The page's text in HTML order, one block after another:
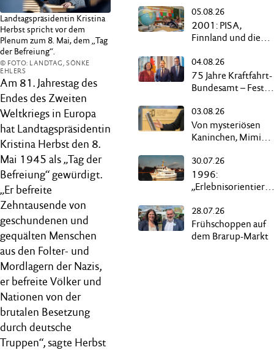
Landtagspräsidentin Kristina
Herbst spricht vor dem
Plenum zum 8. Mai, dem „Tag
der Befreiung“.
© FOTO: LANDTAG, SÖNKE
EHLERS
Am 81. Jahrestag des
Endes des Zweiten
Weltkriegs in Europa
hat Landtagspräsidentin
Kristina Herbst den 8.
Mai 1945 als „Tag der
Befreiung“ gewürdigt.
„Er befreite
Zehntausende von
geschundenen und
gequälten Menschen
aus den Folter- und
Mordlagern der Nazis,
er befreite Völker und
Nationen von der
brutalen Besetzung
durch deutsche
Truppen“, sagte Herbst
05.08.26
2001: PISA,
Finnland und die
Deppendorf“
04.08.26
75 Jahre Kraftfahrt-
Bundesamt –
03.08.26
Von mysteriösen
Kaninchen, Mimimi
Kassen
30.07.26
1996:
Butterdampfern
28.07.26
Frühschoppen auf
dem Brarup-Markt